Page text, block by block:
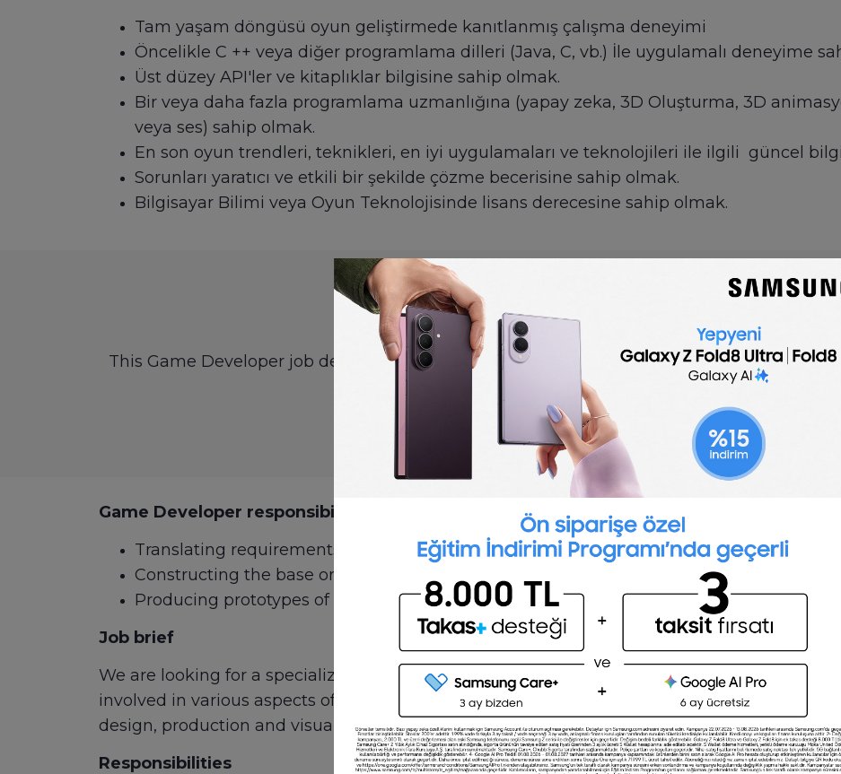
Tam yaşam döngüsü oyun geliştirmede kanıtlanmış çalışma deneyimi
Öncelikle C ++ veya diğer programlama dilleri (Java, C, vb.) İle uygulamalı deneyime
Üst düzey API'ler ve kitaplıklar bilgisine sahip olmak.
Bir veya daha fazla programlama uzmanlığına (yapay zeka, 3D Oluşturma, 3D
veya ses) sahip olmak.
En son oyun trendleri, teknikleri, en iyi uygulamaları ve teknolojileri ile ilgili güncel
Sorunları yaratıcı ve etkili bir şekilde çözme becerisine sahip olmak.
Bilgisayar Bilimi veya Oyun Teknolojisinde lisans derecesine sahip olmak.
Game Developer job description
This Game Developer job description template is optimized for posting to online job
customize for your company.
Post a job for free
Game Developer responsibilities include:
Translating requirements into complicated but clean and efficient code
Constructing the base or the engine on which the game will run
Producing prototypes of gameplay ideas and features
Job brief
We are looking for a specialized Game Developer to turn a game idea into code on a fast
involved in various aspects of game’s creation from concept to finished product including
design, production and visual arts.
Responsibilities